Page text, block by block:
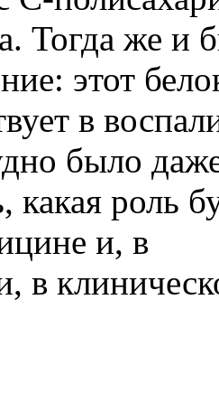
Тогда же и
этот
в
было
какая роль
и, в
в